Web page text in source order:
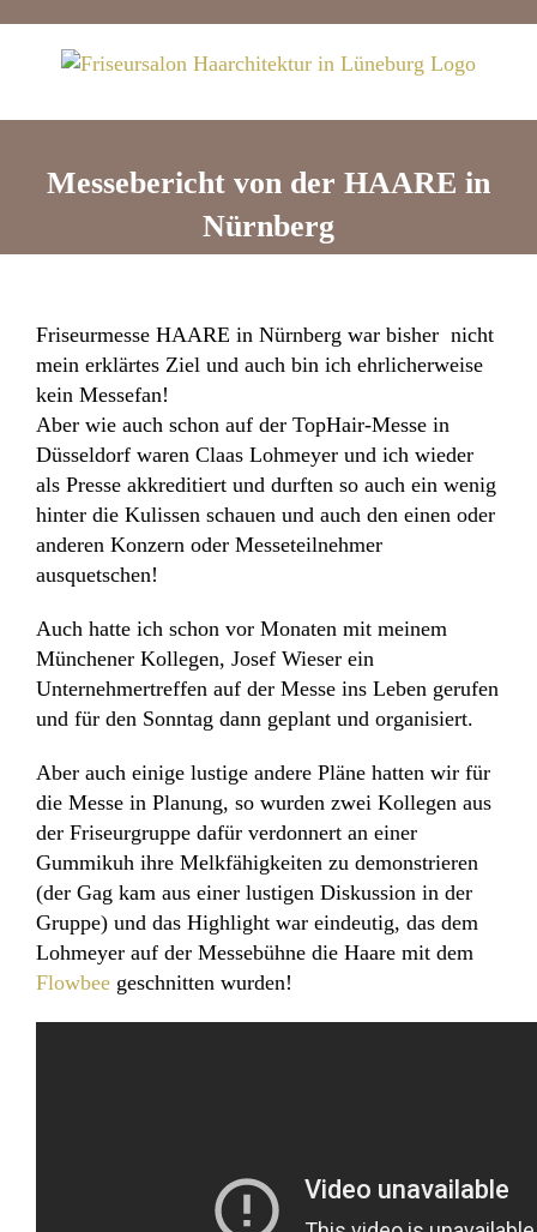
content
Messebericht von der HAARE in
Nürnberg
Friseurmesse HAARE in Nürnberg war bisher nicht
mein erklärtes Ziel und auch bin ich ehrlicherweise
kein Messefan!
Aber wie auch schon auf der TopHair-Messe in
Düsseldorf waren Claas Lohmeyer und ich wieder
als Presse akkreditiert und durften so auch ein wenig
hinter die Kulissen schauen und auch den einen oder
anderen Konzern oder Messeteilnehmer
ausquetschen!
Auch hatte ich schon vor Monaten mit meinem
Münchener Kollegen, Josef Wieser ein
Unternehmertreffen auf der Messe ins Leben gerufen
und für den Sonntag dann geplant und organisiert.
Aber auch einige lustige andere Pläne hatten wir für
die Messe in Planung, so wurden zwei Kollegen aus
der Friseurgruppe dafür verdonnert an einer
Gummikuh ihre Melkfähigkeiten zu demonstrieren
(der Gag kam aus einer lustigen Diskussion in der
Gruppe) und das Highlight war eindeutig, das dem
Lohmeyer auf der Messebühne die Haare mit dem
Flowbee geschnitten wurden!